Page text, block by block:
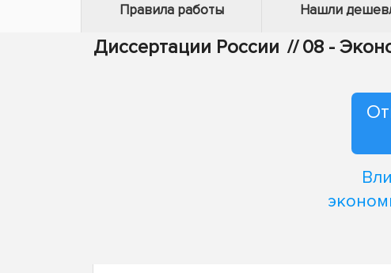
Правила работы Нашли
Диссертации России // 08 -